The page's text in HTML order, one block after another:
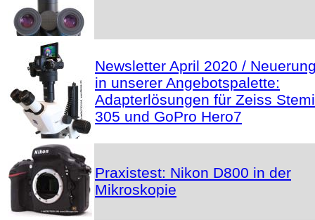
Newsletter April 2020 /
in unserer Angebotspalette:
Adapterlösungen für Zeiss Stemi
305 und GoPro Hero7
Praxistest: Nikon D800 in der
Mikroskopie